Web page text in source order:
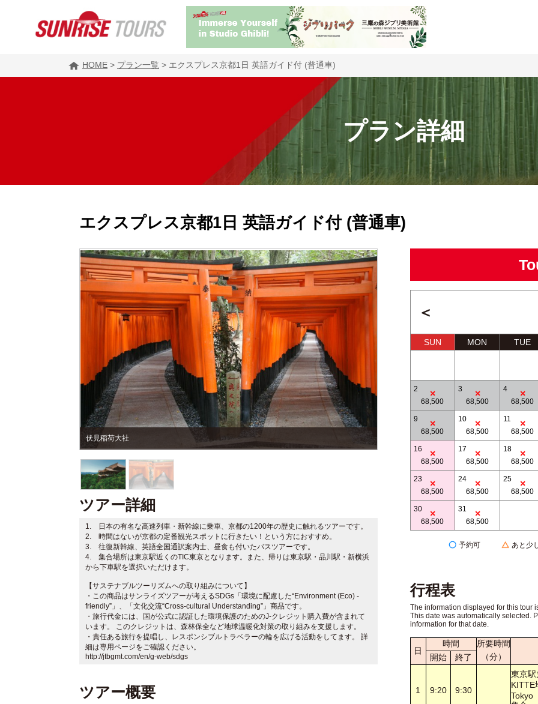
HOME > プラン一覧 > エクスプレス京都1日 英語ガイド付 (普通車)
プラン詳細
エクスプレス京都1日 英語ガイド付 (普通車)
伏見稲荷大社 写真提供：清水寺
ツアー詳細
1. 日本の有名な高速列車・新幹線に乗車、京都の1200年の歴史に触れるツアーです。
2. 時間はないが京都の定番観光スポットに行きたい！という方におすすめ。
3. 往復新幹線、英語全国通訳案内士、昼食も付いたバスツアーです。
4. 集合場所は東京駅近くのTIC東京となります。また、帰りは東京駅・品川駅・新横浜
から下車駅を選択いただけます。
【サステナブルツーリズムへの取り組みについて】
・この商品はサンライズツアーが考えるSDGs「環境に配慮した“Environment (Eco) -
friendly”」、「文化交流“Cross-cultural Understanding”」商品です。
・旅行代金には、国が公式に認証した環境保護のためのJ-クレジット購入費が含まれて
います。 このクレジットは、森林保全など地球温暖化対策の取り組みを支援します。
・責任ある旅行を提唱し、レスポンシブルトラベラーの輪を広げる活動をしてます。 詳
細は専用ページをご確認ください。
http://jtbgmt.com/en/g-web/sdgs
ツアー概要
＜
SUN MON TUE
2
68,500
3
68,500
4
68,500
9
68,500
10
68,500
11
68,500
16
68,500
17
68,500
18
68,500
23
68,500
24
68,500
25
68,500
30
68,500
31
68,500
予約可 あと少
行程表
The information displayed for this tour
This date was automatically selected.
information for that date.
日
時間
所要時間
開始
終了 （分）
1 9:20 9:30
東京
KITTE